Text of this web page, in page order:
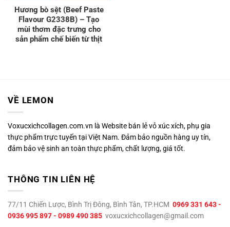
Hương bò sệt (Beef Paste
Flavour G2338B) – Tạo
mùi thơm đặc trưng cho
sản phẩm chế biến từ thịt
VỀ LEMON
Voxucxichcollagen.com.vn là Website bán lẻ vỏ xúc xích, phụ gia
thực phẩm trực tuyến tại Việt Nam. Đảm bảo nguồn hàng uy tín,
đảm bảo vệ sinh an toàn thực phẩm, chất lượng, giá tốt.
THÔNG TIN LIÊN HỆ
77/11 Chiến Lược, Bình Trị Đông, Bình Tân, TP.HCM 0969 331 643 -
0936 995 897 - 0989 490 385 voxucxichcollagen@gmail.com